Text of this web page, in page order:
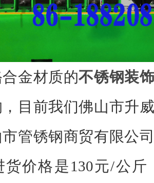
金材质的不锈钢装
目前我们佛山市升
管锈钢商贸有限公
货价格是130元/公